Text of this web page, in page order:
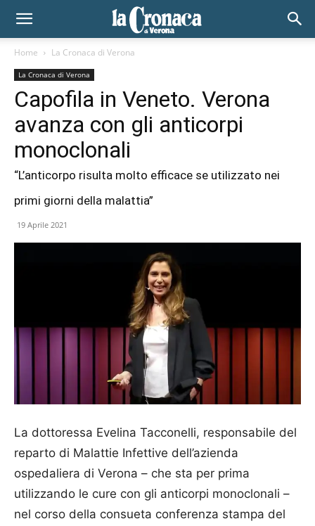
Home La Cronaca di Verona
La Cronaca di Verona
Capofila in Veneto. Verona
avanza con gli anticorpi
monoclonali
“L’anticorpo risulta molto efficace se utilizzato nei
primi giorni della malattia”
19 Aprile 2021
La dottoressa Evelina Tac­co­nelli, responsabile del
reparto di Malattie Infettive dell’azienda
ospedaliera di Verona – che sta per prima
utilizzando le cure con gli anticorpi monoclonali –
nel corso della consueta conferenza stampa del